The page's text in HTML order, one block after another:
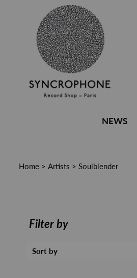
NEWS
Home > Artists > Soulblender
Filter by
Sort by